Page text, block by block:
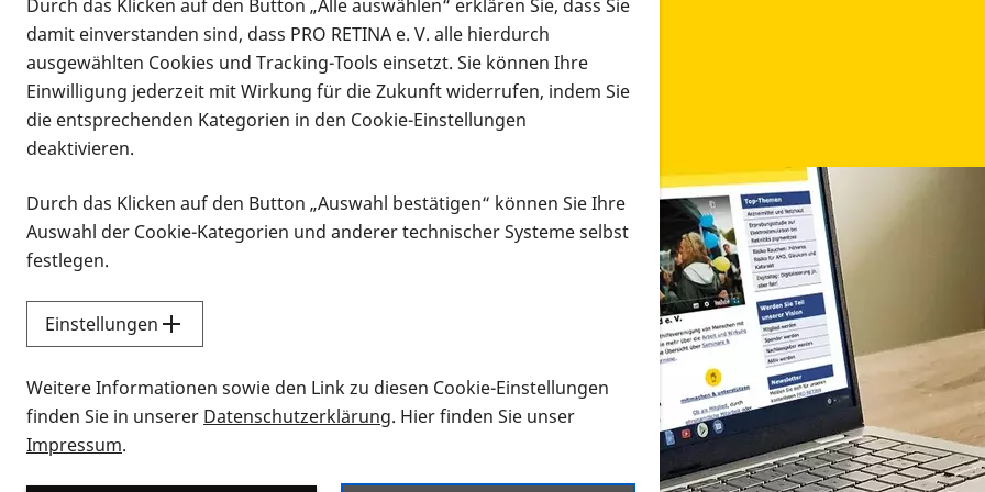
Infomaterial
Infomaterial
Vorlesen
Alle Infomaterialien in verschiedenen Formaten an
Sie möchten wissen, wie Sie nach Infonmaterial suchen und dieses bestellen bzw. herunterladen
Durch das Klicken auf den Button „Alle auswählen“ erklären Sie, dass Sie
damit einverstanden sind, dass PRO RETINA e. V. alle hierdurch
ausgewählten Cookies und Tracking-Tools einsetzt. Sie können Ihre
Einwilligung jederzeit mit Wirkung für die Zukunft widerrufen, indem Sie
die entsprechenden Kategorien in den Cookie-Einstellungen
deaktivieren.
Durch das Klicken auf den Button „Auswahl bestätigen“ können Sie Ihre
Auswahl der Cookie-Kategorien und anderer technischer Systeme selbst
festlegen.
Einstellungen
Weitere Informationen sowie den Link zu diesen Cookie-Einstellungen
finden Sie in unserer Datenschutzerklärung. Hier finden Sie unser
Impressum.